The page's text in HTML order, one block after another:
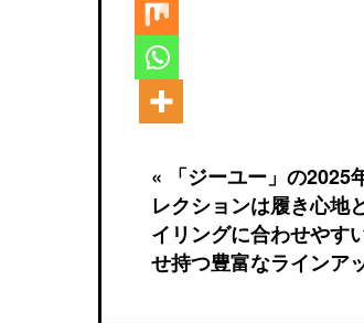
« 「ジーユー」の2025
レクションは履き心地
イリングに合わせやす
せ持つ豊富なラインア